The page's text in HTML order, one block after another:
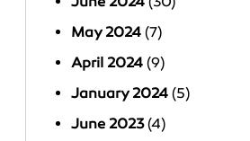
May 2024 (7)
April 2024 (9)
January 2024 (5)
June 2023(4)